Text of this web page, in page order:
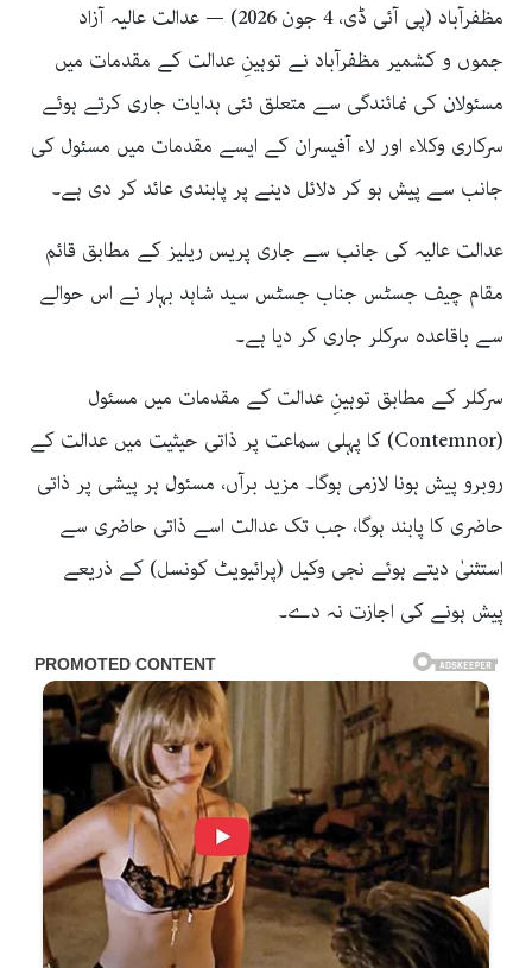
مظفرآباد (پی آئی ڈی، 4 جون 2026) — عدالت عالیہ آزاد
جموں و کشمیر مظفرآباد نے توہینِ عدالت کے مقدمات میں
مسئولان کی نمائندگی سے متعلق نئی ہدایات جاری کرتے ہوئے
سرکاری وکلاء اور لاء آفیسران کے ایسے مقدمات میں مسئول کی
جانب سے پیش ہو کر دلائل دینے پر پابندی عائد کر دی ہے۔
عدالت عالیہ کی جانب سے جاری پریس ریلیز کے مطابق قائم
مقام چیف جسٹس جناب جسٹس سید شاہد بہار نے اس حوالے
سے باقاعدہ سرکلر جاری کر دیا ہے۔
سرکلر کے مطابق توہینِ عدالت کے مقدمات میں مسئول
(Contemnor) کا پہلی سماعت پر ذاتی حیثیت میں عدالت کے
روبرو پیش ہونا لازمی ہوگا۔ مزید برآں، مسئول ہر پیشی پر ذاتی
حاضری کا پابند ہوگا، جب تک عدالت اسے ذاتی حاضری سے
استثنیٰ دیتے ہوئے نجی وکیل (پرائیویٹ کونسل) کے ذریعے
پیش ہونے کی اجازت نہ دے۔